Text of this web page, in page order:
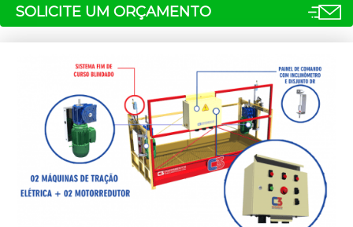
SOLICITE UM ORÇAMENTO